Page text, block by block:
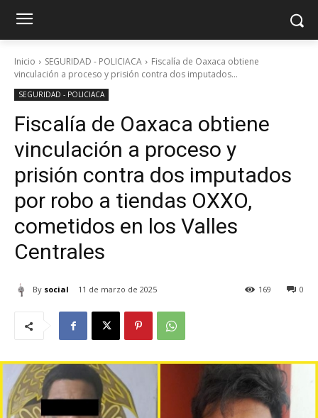
Inicio SEGURIDAD - POLICIACA
Fiscalía de Oaxaca obtiene
vinculación a proceso y prisión contra dos imputados...
SEGURIDAD - POLICIACA
Fiscalía de Oaxaca obtiene
vinculación a proceso y
prisión contra dos imputados
por robo a tiendas OXXO,
cometidos en los Valles
Centrales
By social 11 de marzo de 2025 0
169